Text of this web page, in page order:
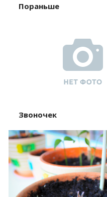
Пораньше
Звоночек